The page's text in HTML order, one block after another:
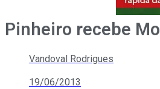
Pinheiro recebe
Vandoval Rodrigues
19/06/2013